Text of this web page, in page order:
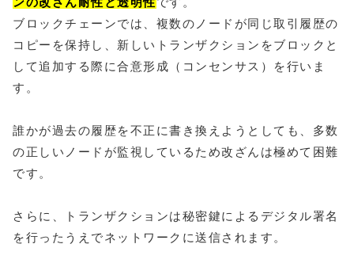
ブロックチェーンでは、複数のノードが同じ取引履歴の
コピーを保持し、新しいトランザクションをブロックと
して追加する際に合意形成（コンセンサス）を行いま
す。
誰かが過去の履歴を不正に書き換えようとしても、多数
の正しいノードが監視しているため改ざんは極めて困難
です。
さらに、トランザクションは秘密鍵によるデジタル署名
を行ったうえでネットワークに送信されます。